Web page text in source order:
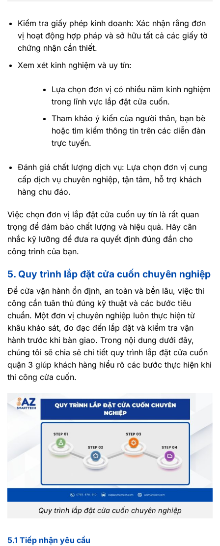
Kiểm tra giấy phép kinh doanh: Xác nhận rằng đơn
vị hoạt động hợp pháp và sở hữu tất cả các giấy tờ
chứng nhận cần thiết.
Xem xét kinh nghiệm và uy tín:
Lựa chọn đơn vị có nhiều năm kinh nghiệm
trong lĩnh vực lắp đặt cửa cuốn.
Tham khảo ý kiến của người thân, bạn bè
hoặc tìm kiếm thông tin trên các diễn đàn
trực tuyến.
Đánh giá chất lượng dịch vụ: Lựa chọn đơn vị cung
cấp dịch vụ chuyên nghiệp, tận tâm, hỗ trợ khách
hàng chu đáo.
Việc chọn đơn vị lắp đặt cửa cuốn uy tín là rất quan
trọng để đảm bảo chất lượng và hiệu quả. Hãy cân
nhắc kỹ lưỡng để đưa ra quyết định đúng đắn cho
công trình của bạn.
5. Quy trình lắp đặt cửa cuốn chuyên nghiệp
Để cửa vận hành ổn định, an toàn và bền lâu, việc thi
công cần tuân thủ đúng kỹ thuật và các bước tiêu
chuẩn. Một đơn vị chuyên nghiệp luôn thực hiện từ
khâu khảo sát, đo đạc đến lắp đặt và kiểm tra vận
hành trước khi bàn giao. Trong nội dung dưới đây,
chúng tôi sẽ chia sẻ chi tiết quy trình lắp đặt cửa cuốn
quận 3 giúp khách hàng hiểu rõ các bước thực hiện khi
thi công cửa cuốn.
Quy trình lắp đặt cửa cuốn chuyên nghiệp
5.1 Tiếp nhận yêu cầu